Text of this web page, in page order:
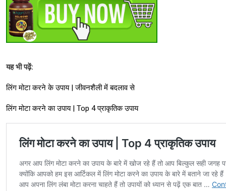
यह भी पढ़ें:
लिंग मोटा करने के उपाय | जीवनशैली में बदलाव से
लिंग मोटा करने का उपाय | Top 4 प्राकृतिक उपाय